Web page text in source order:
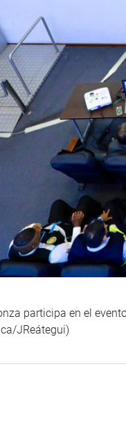
participa en el
JReátegui)